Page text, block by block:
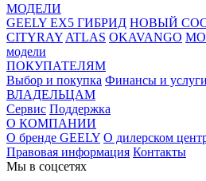
МОДЕЛИ
GEELY EX5 ГИБРИД НОВЫЙ
CITYRAY ATLAS OKAVANGO
модели
ПОКУПАТЕЛЯМ
Выбор и покупка Финансы и услуги
ВЛАДЕЛЬЦАМ
Сервис Поддержка
О КОМПАНИИ
О бренде GEELY О дилерском
Правовая информация Контакты
Мы в соцсетях